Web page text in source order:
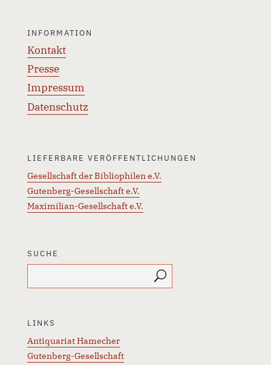
INFORMATION
Kontakt
Presse
Impressum
Datenschutz
LIEFERBARE VERÖFFENTLICHUNGEN
Gesellschaft der Bibliophilen e.V.
Gutenberg-Gesellschaft e.V.
Maximilian-Gesellschaft e.V.
SUCHE
LINKS
Antiquariat Hamecher
Gutenberg-Gesellschaft